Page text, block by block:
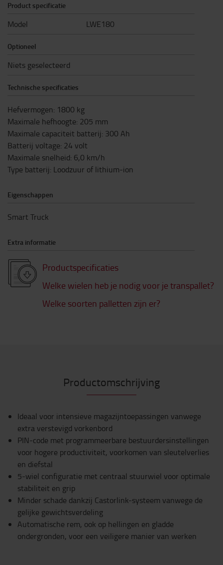
Product specificatie
Model LWE180
Optioneel
Niets geselecteerd
Technische specificaties
Hefvermogen: 1800 kg
Maximale hefhoogte: 205 mm
Maximale capaciteit batterij: 300 Ah
Batterij voltage: 24 volt
Maximale snelheid: 6,0 km/h
Type batterij: Loodzuur of lithium-ion
Eigenschappen
Smart Truck
Extra informatie
Productspecificaties
Welke wielen heb je nodig voor je transpallet?
Welke soorten palletten zijn er?
Productomschrijving
Ideaal voor intensieve magazijntoepassingen vanwege
extra verstevigd vorkenbord
PIN-code met programmeerbare bestuurdersinstellingen
voor hogere productiviteit, voorkomen van sleutelverlies
en diefstal
5-wiel configuratie met centraal stuurwiel voor optimale
stabiliteit en grip
Minder schade dankzij Castorlink-systeem vanwege de
gelijke gewichtsverdeling
Automatische rem, ook op hellingen en gladde
ondergronden, voor een veiligere manier van werken